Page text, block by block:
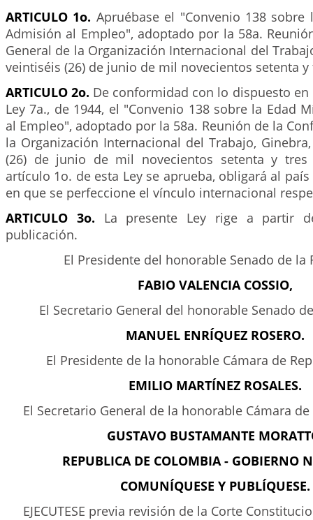
ARTICULO 1o. Apruébase el "Convenio 138
Admisión al Empleo", adoptado por la 58a.
General de la Organización Internacional del
veintiséis (26) de junio de mil novecientos setenta y
ARTICULO 2o. De conformidad con lo dispuesto
Ley 7a., de 1944, el "Convenio 138 sobre la Edad
al Empleo", adoptado por la 58a. Reunión de la
la Organización Internacional del Trabajo,
(26) de junio de mil novecientos setenta y
artículo 1o. de esta Ley se aprueba, obligará al
en que se perfeccione el vínculo internacional
ARTICULO 3o. La presente Ley rige a partir
publicación.
El Presidente del honorable Senado de la
FABIO VALENCIA COSSIO,
El Secretario General del honorable Senado
MANUEL ENRÍQUEZ ROSERO.
El Presidente de la honorable Cámara de
EMILIO MARTÍNEZ ROSALES.
El Secretario General de la honorable Cámara
GUSTAVO BUSTAMANTE
REPUBLICA DE COLOMBIA - GOBIERNO
COMUNÍQUESE Y PUBLÍQUESE.
EJECUTESE previa revisión de la Corte